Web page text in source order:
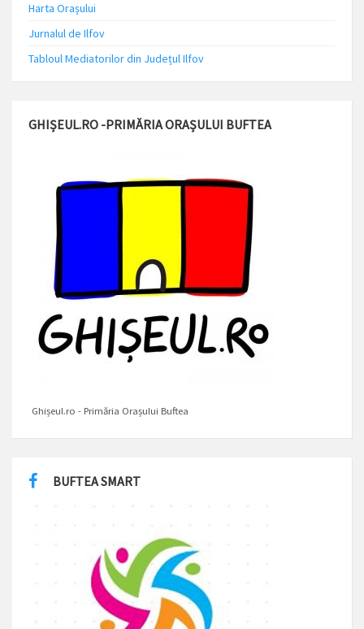
Harta Orașului
Jurnalul de Ilfov
Tabloul Mediatorilor din Județul Ilfov
GHIȘEUL.RO -PRIMĂRIA ORAȘULUI BUFTEA
Ghișeul.ro - Primăria Orașului Buftea
BUFTEA SMART